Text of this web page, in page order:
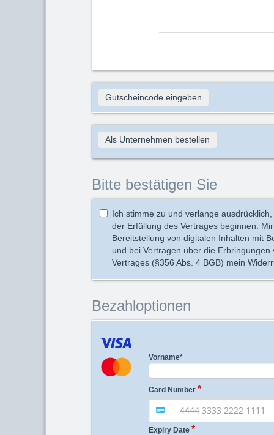
Gutscheincode eingeben
Als Unternehmen bestellen
Bitte bestätigen Sie
Ich stimme zu und verlange
der Erfüllung des Vertrages beginnen.
Bereitstellung von digitalen Inhalten mit
und bei Verträgen über die
Vertrages (§356 Abs. 4 BGB) mein
Bezahloptionen
Vorname*
Card Number
Expiry Date